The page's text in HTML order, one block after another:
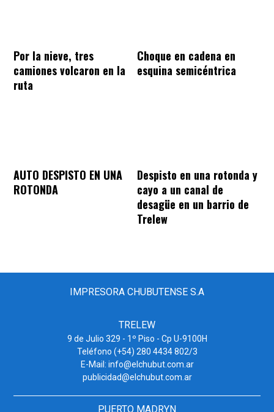
Por la nieve, tres
camiones volcaron en la
ruta
Choque en cadena en
esquina semicéntrica
AUTO DESPISTO EN UNA
ROTONDA
Despisto en una rotonda y
cayo a un canal de
desagüe en un barrio de
Trelew
IMPRESORA CHUBUTENSE S.A
TRELEW
9 de Julio 329 - 1º Piso - Cp U-9100H
Teléfono (+54) 280 4434 802/3
E-Mail: info@elchubut.com.ar
publicidad@elchubut.com.ar
PUERTO MADRYN